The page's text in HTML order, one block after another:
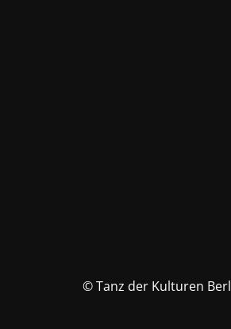
© Tanz der Kulturen